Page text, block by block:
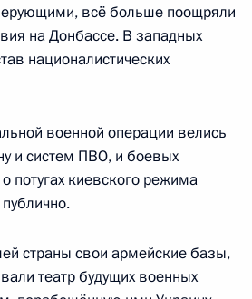
всё больше поощряли
на Донбассе. В западных
националистических
военной операции велись
и систем ПВО, и боевых
потугах киевского режима
страны свои армейские базы,
театр будущих военных